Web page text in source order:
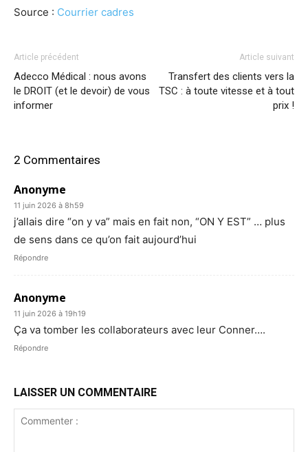
Source : Courrier cadres
Article précédent
Adecco Médical : nous avons
le DROIT (et le devoir) de vous
informer
Article suivant
Transfert des clients vers la
TSC : à toute vitesse et à tout
prix !
2 Commentaires
Anonyme
11 juin 2026 à 8h59
j’allais dire “on y va” mais en fait non, “ON Y EST” … plus
de sens dans ce qu’on fait aujourd’hui
Répondre
Anonyme
11 juin 2026 à 19h19
Ça va tomber les collaborateurs avec leur Conner….
Répondre
LAISSER UN COMMENTAIRE